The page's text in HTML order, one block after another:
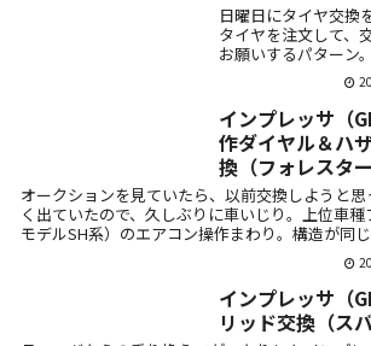
日曜日にタイヤ交換
タイヤを注文して、
お願いするパターン
ズは215/50-17イン
内ブランドで一番
DUNL...
インプレッサ（
作ダイヤル＆ハ
換（フォレスター
オークションを見ていたら、以前交換しようと
く出ていたので、久しぶりに車いじり。上位車
モデルSH系）のエアコン操作まわり。構造が同
インプレッサ（
リッド交換（ス